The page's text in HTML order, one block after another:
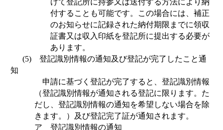
けて登記所に持参又は送付する方法により納
付することも可能です。この場合には、補正
のお知らせに記録された納付期限までに領収
証書又は収入印紙を登記所に提出する必要が
あります。
(5) 登記識別情報の通知及び登記が完了したこと通
知
申請に基づく登記が完了すると、登記識別情報
（登記識別情報が通知される登記に限ります。た
だし、登記識別情報の通知を希望しない場合を除
きます。）及び登記完了証が通知されます。
ア 登記識別情報の通知